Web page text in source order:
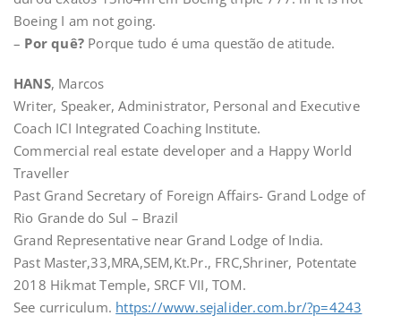
Boeing I am not going.
– Por quê? Porque tudo é uma questão de atitude.
HANS, Marcos
Writer, Speaker, Administrator, Personal and Executive
Coach ICI Integrated Coaching Institute.
Commercial real estate developer and a Happy World
Traveller
Past Grand Secretary of Foreign Affairs- Grand Lodge of
Rio Grande do Sul – Brazil
Grand Representative near Grand Lodge of India.
Past Master,33,MRA,SEM,Kt.Pr., FRC,Shriner, Potentate
2018 Hikmat Temple, SRCF VII, TOM.
See curriculum. https://www.sejalider.com.br/?p=4243